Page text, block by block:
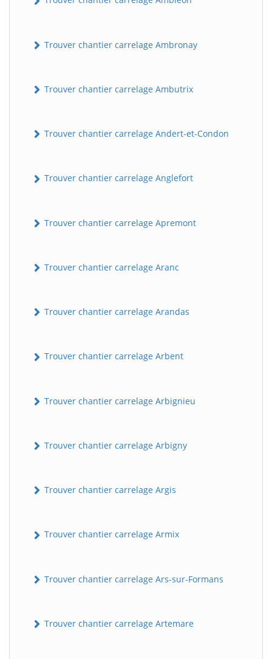
Trouver chantier carrelage Ambronay
Trouver chantier carrelage Ambutrix
Trouver chantier carrelage Andert-et-Condon
Trouver chantier carrelage Anglefort
Trouver chantier carrelage Apremont
Trouver chantier carrelage Aranc
Trouver chantier carrelage Arandas
Trouver chantier carrelage Arbent
Trouver chantier carrelage Arbignieu
Trouver chantier carrelage Arbigny
Trouver chantier carrelage Argis
Trouver chantier carrelage Armix
Trouver chantier carrelage Ars-sur-Formans
Trouver chantier carrelage Artemare